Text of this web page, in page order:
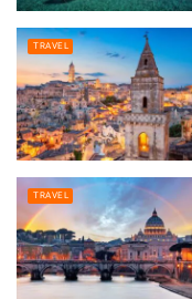
TRAVEL
TRAVEL